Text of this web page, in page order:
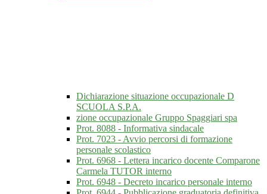
Dichiarazione situazione occupazionale D
SCUOLA S.P.A.
zione occupazionale Gruppo Spaggiari spa
Prot. 8088 - Informativa sindacale
Prot. 7023 - Avvio percorsi di formazione
personale scolastico
Prot. 6968 - Lettera incarico docente Comparone
Carmela TUTOR interno
Prot. 6948 - Decreto incarico personale interno